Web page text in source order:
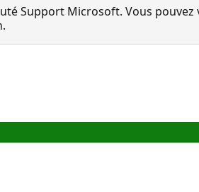
Support Microsoft. Vous